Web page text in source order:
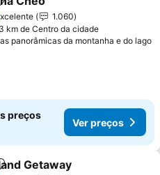
aos favoritos
1.060
km de Centro da cidade
panorâmicas da montanha e do lago
preços
Ver preços
aos favoritos
Getaway